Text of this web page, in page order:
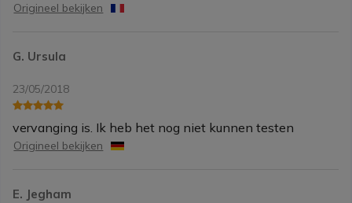
Origineel bekijken
G. Ursula
23/05/2018
vervanging is. Ik heb het nog niet kunnen testen
Origineel bekijken
E. Jegham